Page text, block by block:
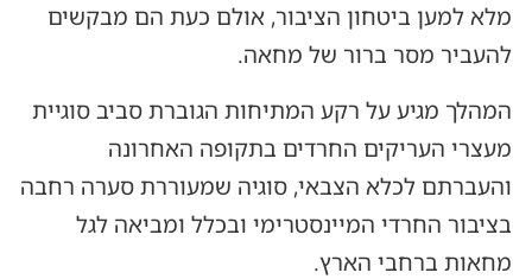
מלא למען ביטחון הציבור, אולם כעת הם מבקשים
להעביר מסר ברור של מחאה.
המהלך מגיע על רקע המתיחות הגוברת סביב סוגיית
מעצרי העריקים החרדים בתקופה האחרונה
והעברתם לכלא הצבאי, סוגיה שמעוררת סערה רחבה
בציבור החרדי המיינסטרימי ובכלל ומביאה לגל
מחאות ברחבי הארץ.